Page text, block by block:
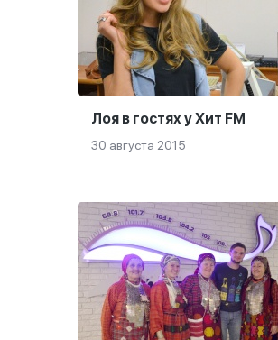
Лоя в гостях у Хит FM
30 августа 2015